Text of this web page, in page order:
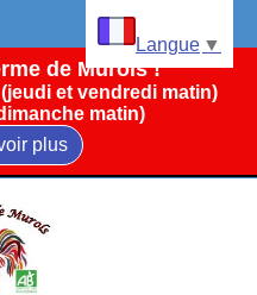
de Murols !
et vendredi matin)
matin)
plus
Langue ▼